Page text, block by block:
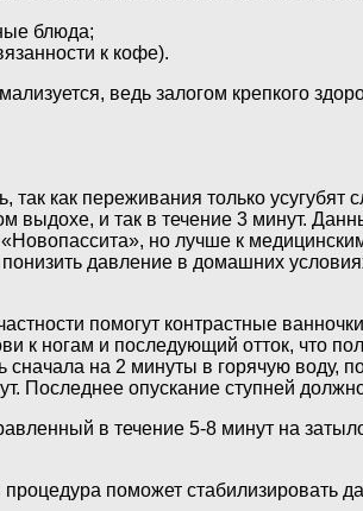
блюда;
к кофе).
ведь залогом крепкого
как переживания только
выдохе, и так в течение 3 минут.
но лучше к
давление в домашних
помогут контрастные ванночки
ногам и последующий отток, что
сначала на 2 минуты в горячую
Последнее опускание ступней
в течение 5-8 минут на
поможет стабилизировать